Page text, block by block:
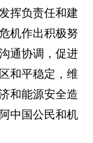
挥负责任和建
机作出积极努
通协调，促进
和平稳定，维
和能源安全造
中国公民和机